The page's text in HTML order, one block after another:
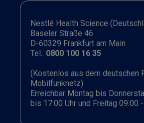
Nestlé Health Science
Baseler Straße 46
D-60329 Frankfurt am Main
Tel.: 0800 100 16 35
(Kostenlos aus dem deutschen
Mobilfunknetz)
Erreichbar Montag bis
bis 17:00 Uhr und Freitag 09:00